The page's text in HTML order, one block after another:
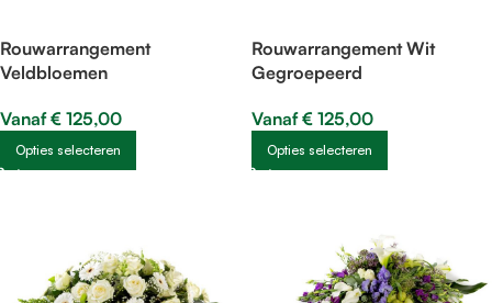
Rouwarrangement
Veldbloemen
Vanaf€ 125,00
Opties selecteren
Rouwarrangement Wit
Gegroepeerd
Vanaf€ 125,00
Opties selecteren